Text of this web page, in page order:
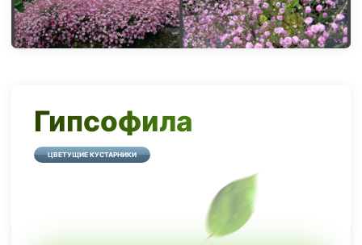
Гипсофила
ЦВЕТУЩИЕ КУСТАРНИКИ